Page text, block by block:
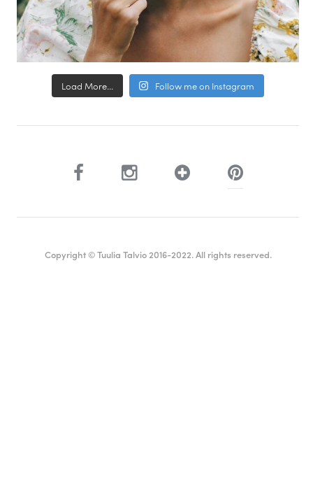
Load More... Follow me on Instagram
Copyright © Tuulia Talvio 2016-2022. All rights reserved.